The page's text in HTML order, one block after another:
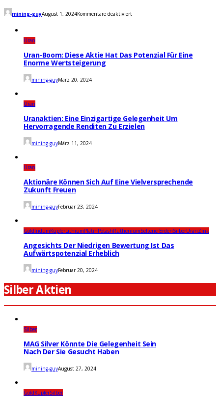
mining-guyAugust 1, 2024Kommentare deaktiviert
In
könnte
ein
Uran
Uran-Boom: Diese Aktie Hat Das Potenzial Für Eine
Enorme Wertsteigerung
mining-guyMärz 20, 2024
Uran
Uranaktien: Eine Einzigartige Gelegenheit Um
Hervorragende Renditen Zu Erzielen
mining-guyMärz 11, 2024
Uran
Aktionäre Können Sich Auf Eine Vielversprechende
Zukunft Freuen
mining-guyFebruar 23, 2024
GoldIridumKupferLithiumPlatinPotashRutheniumSeltene ErdenSilberUranZink
Angesichts Der Niedrigen Bewertung Ist Das
Aufwärtspotenzial Erheblich
mining-guyFebruar 20, 2024
Silber Aktien
Silber
MAG Silver Könnte Die Gelegenheit Sein
Nach Der Sie Gesucht Haben
mining-guyAugust 27, 2024
GoldKupferSilber